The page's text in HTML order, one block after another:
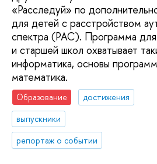
«Расследуй» по
для детей с расстройством
спектра (РАС). Программа
и старшей школ охватывает
информатика, основы
математика.
Образование
достижения
выпускники
репортаж о событии